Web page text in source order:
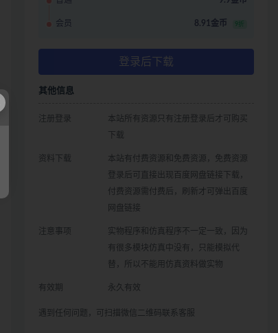
会员 8.91金币 9折
登录后下载
其他信息
注册登录
本站所有资源只有注册登录后才可购买
下载
资料下载
本站有付费资源和免费资源，免费资源
登录后可直接出现百度网盘链接下载，
付费资源需付费后，刷新才可弹出百度
网盘链接
注意事项
实物程序和仿真程序不一定一致，因为
有很多模块仿真中没有，只能模拟代
替，所以不能用仿真资料做实物
有效期 永久有效
遇到任何问题，可扫描微信二维码联系客服